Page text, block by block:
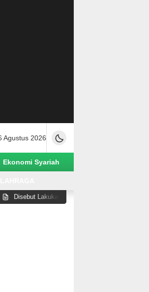
Agustus 2026
Ekonomi Syariah
Pelanggaran di Pantai Watusampu, Wabup